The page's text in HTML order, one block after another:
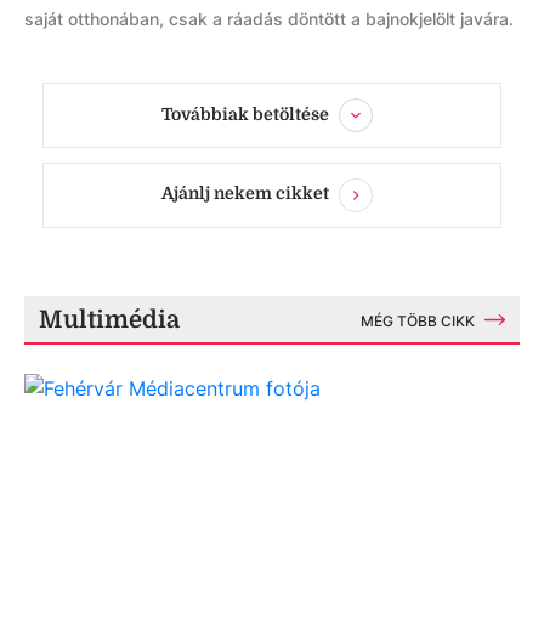
saját otthonában, csak a ráadás döntött a bajnokjelölt javára.
Továbbiak betöltése
Ajánlj nekem cikket
Multimédia MÉG TÖBB CIKK